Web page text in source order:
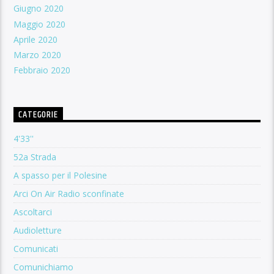
Giugno 2020
Maggio 2020
Aprile 2020
Marzo 2020
Febbraio 2020
CATEGORIE
4'33''
52a Strada
A spasso per il Polesine
Arci On Air Radio sconfinate
Ascoltarci
Audioletture
Comunicati
Comunichiamo